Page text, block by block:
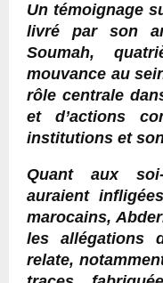
Un témoignage
livré par son
Soumah,
mouvance au
rôle centrale
et d’actions
institutions et
Quant aux
auraient
marocains,
les allégations
relate,